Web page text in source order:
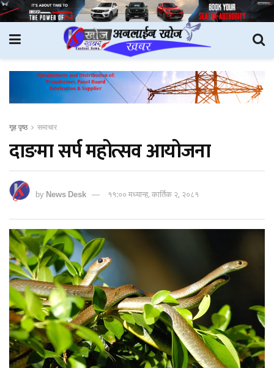
गृह पृष्ठ समाचार
दाङमा सर्प महोत्सव आयोजना
byNews Desk ११:०० मध्यान्ह, कार्तिक २, २०८१